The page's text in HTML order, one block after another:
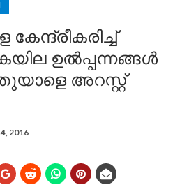
ഉല്‍പ്പന്നങ്ങള്‍
അറസ്റ്റ്
2016